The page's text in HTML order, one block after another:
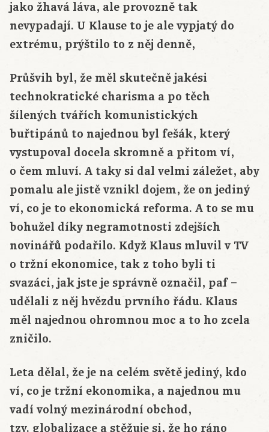
jako žhavá láva, ale provozně tak
nevypadají. U Klause to je ale vypjatý do
extrému, prýštilo to z něj denně,
Průšvih byl, že měl skutečně jakési
technokratické charisma a po těch
šílených tvářích komunistických
buřtipánů to najednou byl fešák, který
vystupoval docela skromně a přitom ví,
o čem mluví. A taky si dal velmi záležet, aby
pomalu ale jistě vznikl dojem, že on jediný
ví, co je to ekonomická reforma. A to se mu
bohužel díky negramotnosti zdejších
novinářů podařilo. Když Klaus mluvil v TV
o tržní ekonomice, tak z toho byli ti
svazáci, jak jste je správně označil, paf –
udělali z něj hvězdu prvního řádu. Klaus
měl najednou ohromnou moc a to ho zcela
zničilo.
Leta dělal, že je na celém světě jediný, kdo
ví, co je tržní ekonomika, a najednou mu
vadí volný mezinárodní obchod,
tzv. globalizace a stěžuje si, že ho ráno